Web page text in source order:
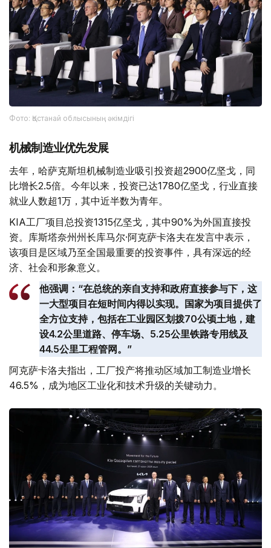
Фото: Қостанай облысының әкімдігі
机械制造业优先发展
去年，哈萨克斯坦机械制造业吸引投资超2900亿坚戈，同
比增长2.5倍。今年以来，投资已达1780亿坚戈，行业直接
就业人数超1万，其中近半数为青年。
KIA工厂项目总投资1315亿坚戈，其中90%为外国直接投
资。库斯塔奈州州长库马尔·阿克萨卡洛夫在发言中表示，
该项目是区域乃至全国最重要的投资事件，具有深远的经
济、社会和形象意义。
他强调：“在总统的亲自支持和政府直接参与下，这
一大型项目在短时间内得以实现。国家为项目提供了
全方位支持，包括在工业园区划拨70公顷土地，建
设4.2公里道路、停车场、5.25公里铁路专用线及
44.5公里工程管网。”
阿克萨卡洛夫指出，工厂投产将推动区域加工制造业增长
46.5%，成为地区工业化和技术升级的关键动力。